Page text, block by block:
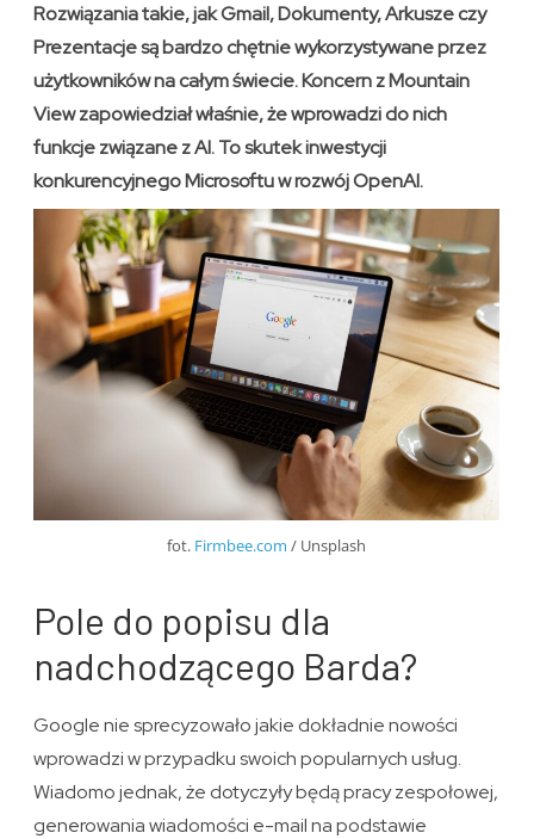
Rozwiązania takie, jak Gmail, Dokumenty, Arkusze czy
Prezentacje są bardzo chętnie wykorzystywane przez
użytkowników na całym świecie. Koncern z Mountain
View zapowiedział właśnie, że wprowadzi do nich
funkcje związane z AI. To skutek inwestycji
konkurencyjnego Microsoftu w rozwój OpenAI.
fot. Firmbee.com / Unsplash
Pole do popisu dla
nadchodzącego Barda?
Google nie sprecyzowało jakie dokładnie nowości
wprowadzi w przypadku swoich popularnych usług.
Wiadomo jednak, że dotyczyły będą pracy zespołowej,
generowania wiadomości e-mail na podstawie